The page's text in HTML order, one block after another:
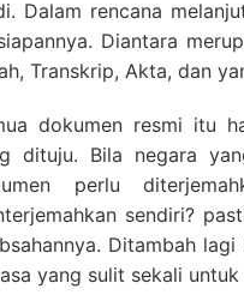
Dalam rencana
Diantara
Transkrip, Akta, dan
dokumen resmi itu
dituju. Bila negara
perlu
sendiri?
Ditambah
yang sulit sekali